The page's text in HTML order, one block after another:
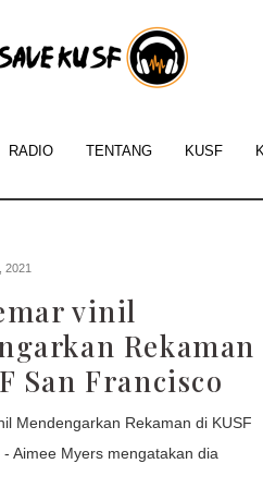
-
RADIO TENTANG KUSF
2021
vinil
Rekaman
San Francisco
Mendengarkan Rekaman di KUSF
Aimee Myers mengatakan dia